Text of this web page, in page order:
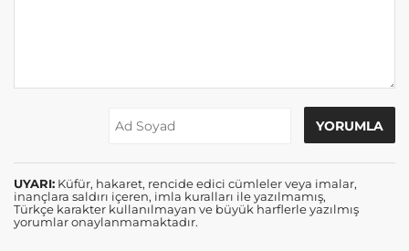
UYARI: Küfür, hakaret, rencide edici cümleler veya imalar,
inançlara saldırı içeren, imla kuralları ile yazılmamış,
Türkçe karakter kullanılmayan ve büyük harflerle yazılmış
yorumlar onaylanmamaktadır.